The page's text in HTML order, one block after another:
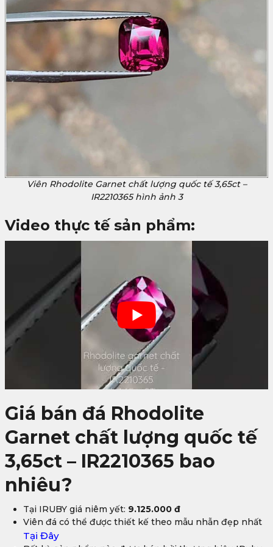
Viên Rhodolite Garnet chất lượng quốc tế 3,65ct –
IR2210365 hình ảnh 3
Video thực tế sản phẩm:
Giá bán đá Rhodolite
Garnet chất lượng quốc tế
3,65ct – IR2210365 bao
nhiêu?
Tại IRUBY giá niêm yết: 9.125.000 đ
Viên đá có thể được thiết kế theo mẫu nhẫn đẹp nhất
Tại Đây